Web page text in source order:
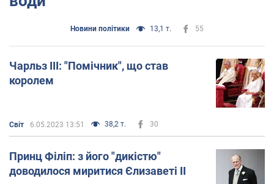
Новини політики 13,1 т. 55
Чарльз III: "Помічник", що став
королем
Світ 6.05.2023 13:51 38,2 т. 30
Принц Філіп: з його "дикістю"
доводилося миритися Єлизаветі II